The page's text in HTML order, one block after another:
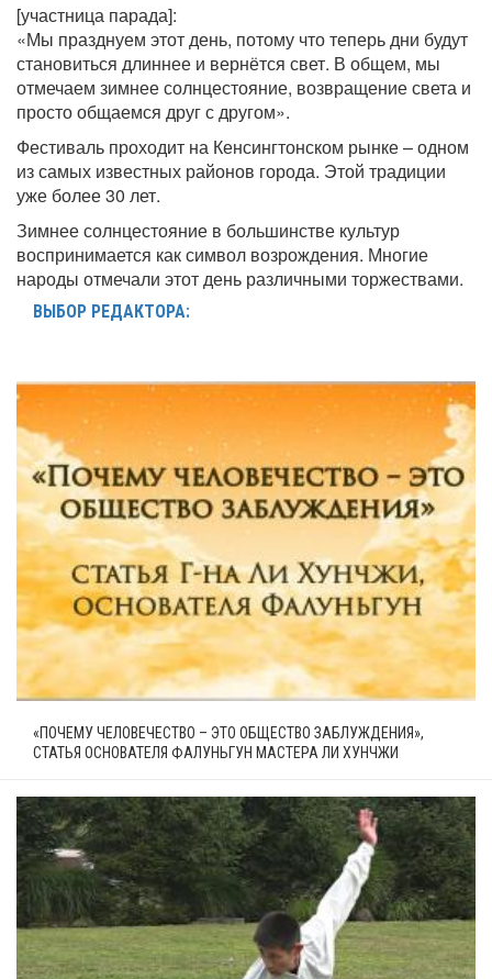
[участница парада]:
«Мы празднуем этот день, потому что теперь дни будут
становиться длиннее и вернётся свет. В общем, мы
отмечаем зимнее солнцестояние, возвращение света и
просто общаемся друг с другом».
Фестиваль проходит на Кенсингтонском рынке – одном
из самых известных районов города. Этой традиции
уже более 30 лет.
Зимнее солнцестояние в большинстве культур
воспринимается как символ возрождения. Многие
народы отмечали этот день различными торжествами.
ВЫБОР РЕДАКТОРА:
«ПОЧЕМУ ЧЕЛОВЕЧЕСТВО – ЭТО ОБЩЕСТВО ЗАБЛУЖДЕНИЯ»,
СТАТЬЯ ОСНОВАТЕЛЯ ФАЛУНЬГУН МАСТЕРА ЛИ ХУНЧЖИ